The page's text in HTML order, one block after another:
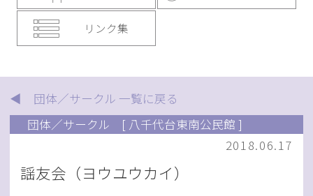
リンク集
◀ 団体／サークル 一覧に戻る
団体／サークル
[ 八千代台東南公民館 ]
2018.06.17
謡友会（ヨウユウカイ）